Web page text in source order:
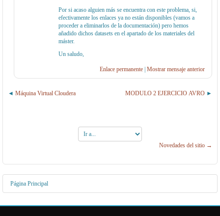
Por si acaso alguien más se encuentra con este problema, si,
efectivamente los enlaces ya no están disponibles (vamos a
proceder a eliminarlos de la documentación) pero hemos
añadido dichos datasets en el apartado de los materiales del
máster.
Un saludo,
Enlace permanente Mostrar mensaje anterior
Máquina Virtual Cloudera MODULO 2 EJERCICIO AVRO
a...
Novedades del sitio →
Página Principal